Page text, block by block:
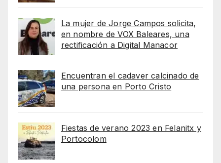
La mujer de Jorge Campos solicita,
en nombre de VOX Baleares, una
rectificación a Digital Manacor
Encuentran el cadaver calcinado de
una persona en Porto Cristo
Fiestas de verano 2023 en Felanitx y
Portocolom